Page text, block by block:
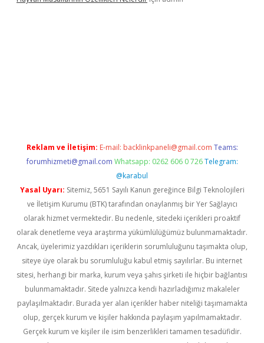
Reklam ve İletişim: E-mail: backlinkpaneli@gmail.com Teams:
forumhizmeti@gmail.com Whatsapp: 0262 606 0 726 Telegram:
@karabul
Yasal Uyarı: Sitemiz, 5651 Sayılı Kanun gereğince Bilgi Teknolojileri
ve İletişim Kurumu (BTK) tarafından onaylanmış bir Yer Sağlayıcı
olarak hizmet vermektedir. Bu nedenle, sitedeki içerikleri proaktif
olarak denetleme veya araştırma yükümlülüğümüz bulunmamaktadır.
Ancak, üyelerimiz yazdıkları içeriklerin sorumluluğunu taşımakta olup,
siteye üye olarak bu sorumluluğu kabul etmiş sayılırlar. Bu internet
sitesi, herhangi bir marka, kurum veya şahıs şirketi ile hiçbir bağlantısı
bulunmamaktadır. Sitede yalnızca kendi hazırladığımız makaleler
paylaşılmaktadır. Burada yer alan içerikler haber niteliği taşımamakta
olup, gerçek kurum ve kişiler hakkında paylaşım yapılmamaktadır.
Gerçek kurum ve kişiler ile isim benzerlikleri tamamen tesadüfidir.